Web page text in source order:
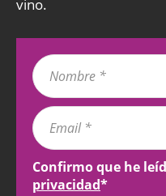
vino.
Confirmo que he
privacidad*